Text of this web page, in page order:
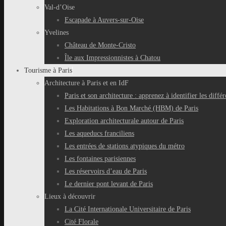
Val-d’Oise
Escapade à Auvers-sur-Oise
Yvelines
Château de Monte-Cristo
Île aux Impressionnistes à Chatou
Tourisme à Paris
Architecture à Paris et en IdF
Paris et son architecture : apprenez à identifier les
Les Habitations à Bon Marché (HBM) de Paris
Exploration architecturale autour de Paris
Les aqueducs franciliens
Les entrées de stations atypiques du métro
Les fontaines parisiennes
Les réservoirs d’eau de Paris
Le dernier pont levant de Paris
Lieux à découvrir
La Cité Internationale Universitaire de Paris
Cité Florale